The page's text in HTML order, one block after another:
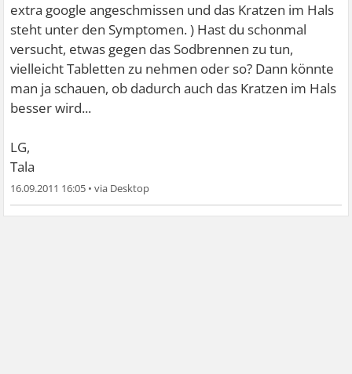
extra google angeschmissen und das Kratzen im Hals
steht unter den Symptomen.) Hast du schonmal
versucht, etwas gegen das Sodbrennen zu tun,
vielleicht Tabletten zu nehmen oder so? Dann könnte
man ja schauen, ob dadurch auch das Kratzen im Hals
besser wird...
LG,
Tala
16.09.2011 16:05 •